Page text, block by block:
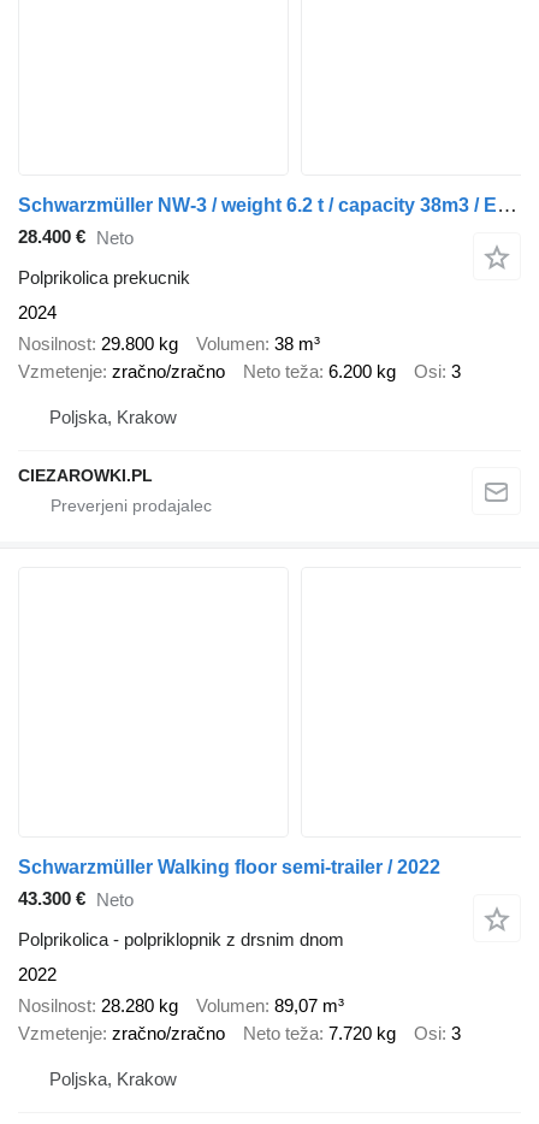
Schwarzmüller NW-3 / weight 6.2 t / capacity 38m3 / Electrically folded roof /
28.400 € Neto
Polprikolica prekucnik
2024
Nosilnost 29.800 kg Volumen 38 m³
Vzmetenje zračno/zračno Neto teža 6.200 kg Osi 3
Poljska, Krakow
CIEZAROWKI.PL
Schwarzmüller Walking floor semi-trailer / 2022
43.300 € Neto
Polprikolica - polpriklopnik z drsnim dnom
2022
Nosilnost 28.280 kg Volumen 89,07 m³
Vzmetenje zračno/zračno Neto teža 7.720 kg Osi 3
Poljska, Krakow